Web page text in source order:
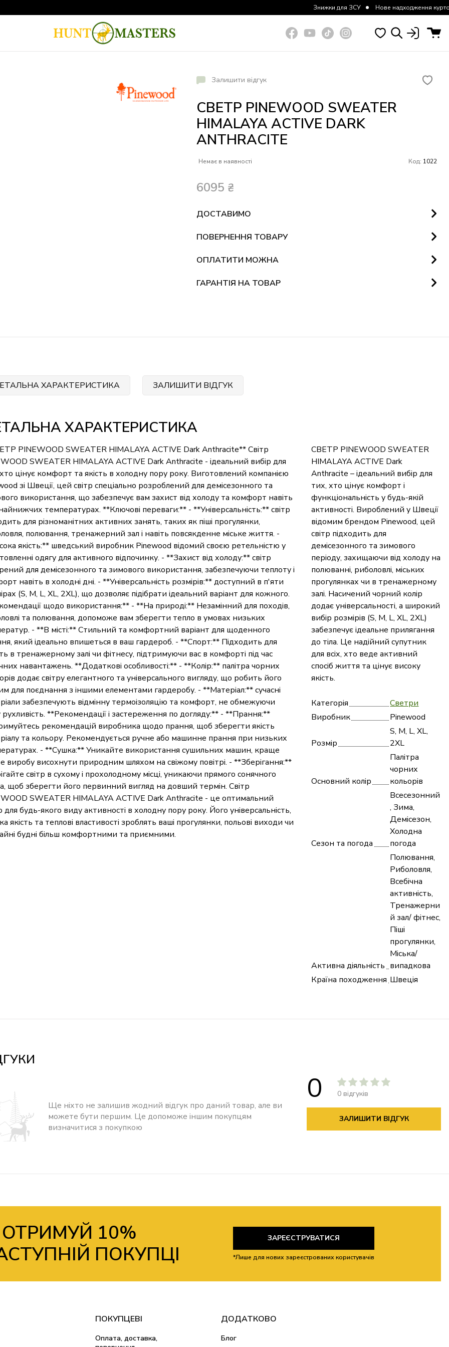
Знижки для ЗСУ Нове надходження курток та штанів
Залишити відгук
СВЕТР PINEWOOD SWEATER
HIMALAYA ACTIVE DARK
ANTHRACITE
Немає в наявності Код: 1022
6095 ₴
ДОСТАВИМО
ПОВЕРНЕННЯ ТОВАРУ
ОПЛАТИТИ МОЖНА
ГАРАНТІЯ НА ТОВАР
ХАРАКТЕРИСТИКА ЗАЛИШИТИ ВІДГУК
ХАРАКТЕРИСТИКА
СВЕТР PINEWOOD SWEATER
HIMALAYA ACTIVE Dark
Anthracite – ідеальний вибір для
тих, хто цінує комфорт і
функціональність у будь-якій
активності. Вироблений у Швеції
відомим брендом Pinewood, цей
світр підходить для
демісезонного та зимового
періоду, захищаючи від холоду на
полюванні, риболовлі, міських
прогулянках чи в тренажерному
залі. Насичений чорний колір
додає універсальності, а широкий
вибір розмірів (S, M, L, XL, 2XL)
забезпечує ідеальне прилягання
до тіла. Це надійний супутник
для всіх, хто веде активний
спосіб життя та цінує високу
якість.
Категорія
Светри
Виробник
Pinewood
Розмір
S, M, L, XL,
2XL
Основний колір
Палітра
чорних
кольорів
Сезон та погода
Всесезонний
, Зима,
Демісезон,
Холодна
погода
Активна діяльність
Полювання,
Риболовля,
Всебічна
активність,
Тренажерни
й зал/ фітнес,
Піші
прогулянки,
Міська/
випадкова
Країна походження Швеція
PINEWOOD SWEATER HIMALAYA ACTIVE Dark Anthracite** Світр
SWEATER HIMALAYA ACTIVE Dark Anthracite - ідеальний вибір для
цінує комфорт та якість в холодну пору року. Виготовлений компанією
зі Швеції, цей світр спеціально розроблений для демісезонного та
використання, що забезпечує вам захист від холоду та комфорт навіть
температурах. **Ключові переваги:** - **Універсальність:** світр
для різноманітних активних занять, таких як піші прогулянки,
полювання, тренажерний зал і навіть повсякденне міське життя. -
якість:** шведський виробник Pinewood відомий своєю ретельністю у
одягу для активного відпочинку. - **Захист від холоду:** світр
для демісезонного та зимового використання, забезпечуючи теплоту і
навіть в холодні дні. - **Універсальність розмірів:** доступний в п'яти
(S, M, L, XL, 2XL), що дозволяє підібрати ідеальний варіант для кожного.
щодо використання:** - **На природі:** Незамінний для походів,
та полювання, допоможе вам зберегти тепло в умовах низьких
- **В місті:** Стильний та комфортний варіант для щоденного
який ідеально впишеться в ваш гардероб. - **Спорт:** Підходить для
в тренажерному залі чи фітнесу, підтримуючи вас в комфорті під час
навантажень. **Додаткові особливості:** - **Колір:** палітра чорних
додає світру елегантного та універсального вигляду, що робить його
для поєднання з іншими елементами гардеробу. - **Матеріал:** сучасні
забезпечують відмінну термоізоляцію та комфорт, не обмежуючи
**Рекомендації і застереження по догляду:** - **Прання:**
рекомендацій виробника щодо прання, щоб зберегти якість
та кольору. Рекомендується ручне або машинне прання при низьких
- **Сушка:** Уникайте використання сушильних машин, краще
виробу висохнути природним шляхом на свіжому повітрі. - **Зберігання:**
світр в сухому і прохолодному місці, уникаючи прямого сонячного
щоб зберегти його первинний вигляд на довший термін. Світр
SWEATER HIMALAYA ACTIVE Dark Anthracite - це оптимальний
для будь-якого виду активності в холодну пору року. Його універсальність,
якість та теплові властивості зроблять ваші прогулянки, польові виходи чи
будні більш комфортними та приємними.
0 0 відгуків
ЗАЛИШИТИ ВІДГУК
Ще ніхто не залишив жодний відгук про даний товар, але ви
можете бути першим. Це допоможе іншим покупцям
визначитися з покупкою
10%
ПОКУПЦІ
ЗАРЕЄСТРУВАТИСЯ
*Лише для нових зареєстрованих користувачів
ПОКУПЦЕВІ
Оплата, доставка,
ДОДАТКОВО
Блог